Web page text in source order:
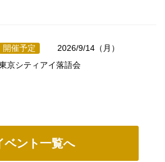
開催予定
2026/9/14（月）
京シティアイ落語会
ベント一覧へ